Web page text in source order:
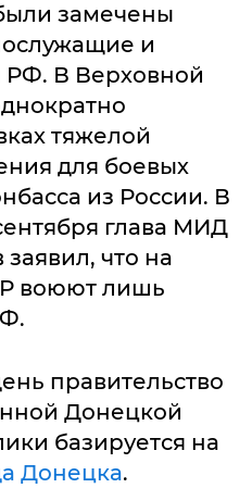
замечены
и
РФ. В Верховной
тяжелой
для боевых
из России. В
глава МИД
что на
воюют лишь
правительство
Донецкой
базируется на
Донецка.